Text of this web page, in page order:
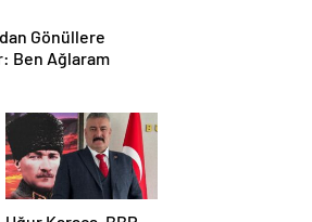
Gönüllere
Ben Ağlaram